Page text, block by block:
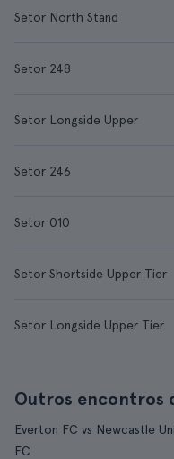
Setor North Stand
Setor 248
Setor Longside Upper
Setor 246
Setor 010
Setor Shortside Upper Tier
Setor Longside Upper Tier
Outros encontros
Everton FC vs Newcastle
FC